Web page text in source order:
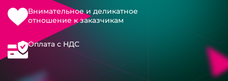
Внимательное и деликатное
отношение к заказчикам
Оплата с НДС